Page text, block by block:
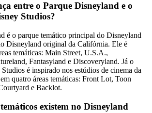
entre o Parque Disneyland e o
Studios?
é o parque temático principal do Disneyland
Disneyland original da Califórnia. Ele é
temáticas: Main Street, U.S.A.,
Fantasyland e Discoveryland. Já o
é inspirado nos estúdios de cinema da
quatro áreas temáticas: Front Lot, Toon
e Backlot.
existem no Disneyland